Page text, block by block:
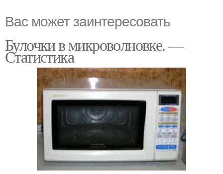
Вас может заинтересовать
Булочки в микроволновке. —
Статистика